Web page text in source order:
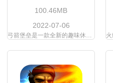
100.46MB
2022-07-06
弓箭堡垒是一款全新的趣味休闲小游戏，好玩得游戏玩法内容给你舒适的游戏玩法新功能，更多与众不同的精彩环节这里都准备好了，给你意想不到的全新优质新功能。